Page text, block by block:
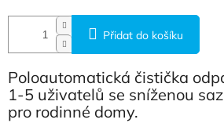
Přidat do košíku
Poloautomatická čistička
1-5 uživatelů se sníženou
pro rodinné domy.